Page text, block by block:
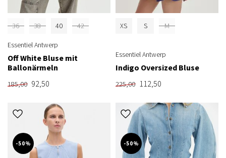
36 38 40 42
Essentiel Antwerp
Off White Bluse mit
Ballonärmeln
185,00 92,50
XS S M
Essentiel Antwerp
Indigo Oversized Bluse
225,00 112,50
-50% -50%